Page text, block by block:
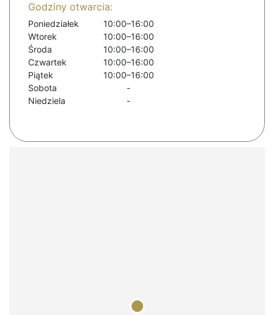
Godziny otwarcia:
Poniedziałek
10:00–16:00
Wtorek
10:00–16:00
Środa
10:00–16:00
Czwartek
10:00–16:00
Piątek
10:00–16:00
Sobota
-
Niedziela
-